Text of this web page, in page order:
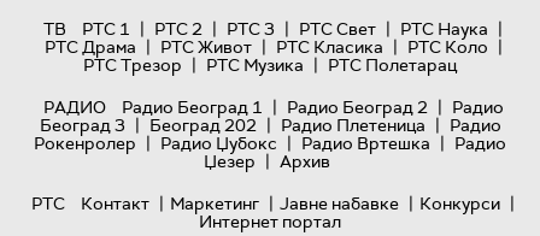
ТВ
РТС 1 | РТС 2 | РТС 3 | РТС Свет | РТС Наука |
РТС Драма | РТС Живот | РТС Класика | РТС Коло |
РТС Трезор | РТС Музика | РТС Полетарац
РАДИО
Радио Београд 1 | Радио Београд 2 | Радио
Београд 3 | Београд 202 | Радио Плетеница | Радио
Рокенролер | Радио Џубокс | Радио Вртешка | Радио
Џезер | Архив
РТС
Контакт | Маркетинг | Јавне набавке | Конкурси |
Интернет портал